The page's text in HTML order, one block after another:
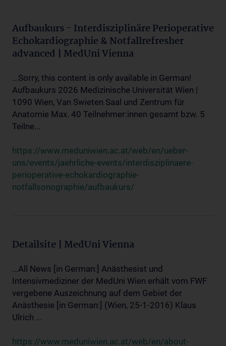
Aufbaukurs - Interdisziplinäre Perioperative
Echokardiographie & Notfallrefresher
advanced | MedUni Vienna
...Sorry, this content is only available in German!
Aufbaukurs 2026 Medizinische Universität Wien |
1090 Wien, Van Swieten Saal und Zentrum für
Anatomie Max. 40 Teilnehmer:innen gesamt bzw. 5
Teilne...
https://www.meduniwien.ac.at/web/en/ueber-
uns/events/jaehrliche-events/interdisziplinaere-
perioperative-echokardiographie-
notfallsonographie/aufbaukurs/
Detailsite | MedUni Vienna
...All News [in German:] Anästhesist und
Intensivmediziner der MedUni Wien erhält vom FWF
vergebene Auszeichnung auf dem Gebiet der
Anästhesie [in German:] (Wien, 25-1-2016) Klaus
Ulrich ...
https://www.meduniwien.ac.at/web/en/about-